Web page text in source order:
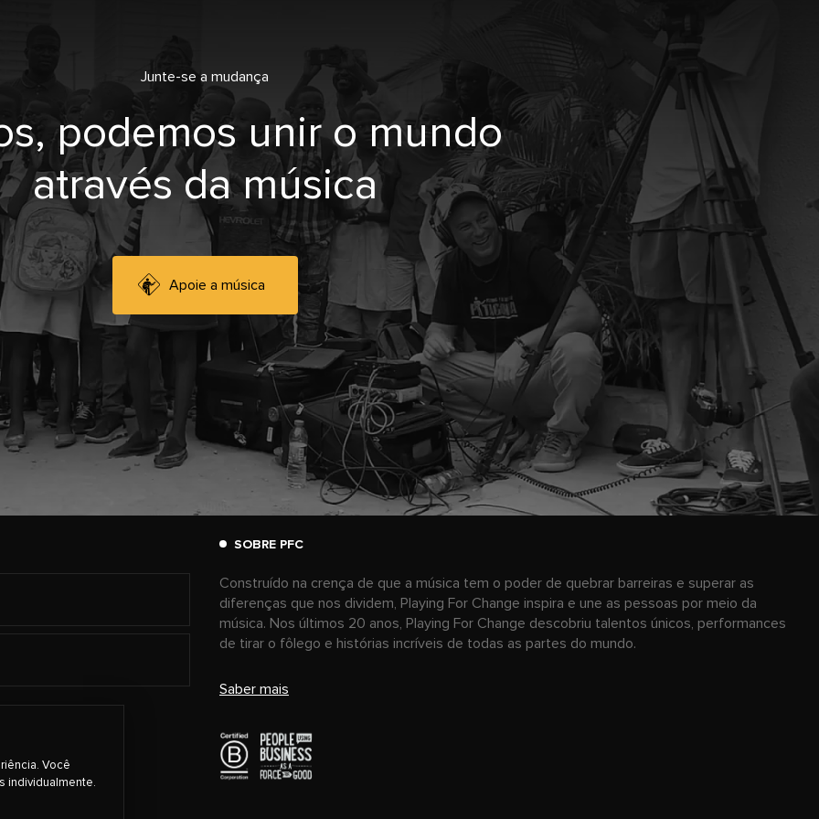
Junte-se a mudança
podemos unir o mundo
através da música
Apoie a música
SOBRE PFC
Construído na crença de que a música tem o poder de quebrar barreiras e superar as
diferenças que nos dividem, Playing For Change inspira e une as pessoas por meio da
música. Nos últimos 20 anos, Playing For Change descobriu talentos únicos, performances
de tirar o fôlego e histórias incríveis de todas as partes do mundo.
Saber mais
Você
individualmente.